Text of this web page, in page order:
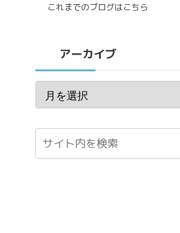
これまでのブログはこちら
アーカイブ